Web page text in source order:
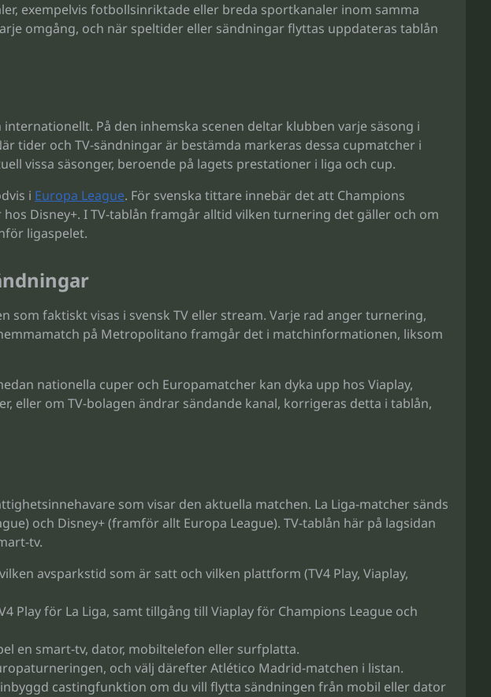
exempelvis fotbollsinriktade eller breda sportkanaler inom samma
omgång, och när speltider eller sändningar flyttas uppdateras tablån
På den inhemska scenen deltar klubben varje säsong i
tider och TV-sändningar är bestämda markeras dessa cupmatcher i
vissa säsonger, beroende på lagets prestationer i liga och cup.
i Europa League. För svenska tittare innebär det att Champions
Disney+. I TV-tablån framgår alltid vilken turnering det gäller och om
ligaspelet.
faktiskt visas i svensk TV eller stream. Varje rad anger turnering,
på Metropolitano framgår det i matchinformationen, liksom
nationella cuper och Europamatcher kan dyka upp hos Viaplay,
eller om TV-bolagen ändrar sändande kanal, korrigeras detta i tablån,
som visar den aktuella matchen. La Liga-matcher sänds
och Disney+ (framför allt Europa League). TV-tablån här på lagsidan
tv.
avsparkstid som är satt och vilken plattform (TV4 Play, Viaplay,
för La Liga, samt tillgång till Viaplay för Champions League och
en smart-tv, dator, mobiltelefon eller surfplatta.
och välj därefter Atlético Madrid-matchen i listan.
castingfunktion om du vill flytta sändningen från mobil eller dator